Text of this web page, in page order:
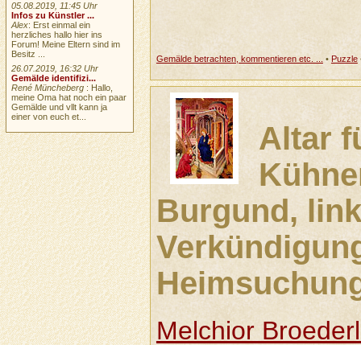
Gemälde betrachten, kommentieren etc. ... • Puzzle
Altar
Burgund,
Melchior
05.08.2019, 11:45 Uhr
Infos zu Künstler ...
Alex: Erst einmal ein
herzliches hallo hier ins
Forum! Meine Eltern sind im
Besitz ...
26.07.2019, 16:32 Uhr
Gemälde identifizi...
René Müncheberg : Hallo,
meine Oma hat noch ein paar
Gemälde und vllt kann ja
einer von euch et...